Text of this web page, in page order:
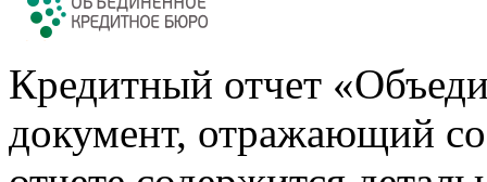
Кредитный отчет
документ, отражающий